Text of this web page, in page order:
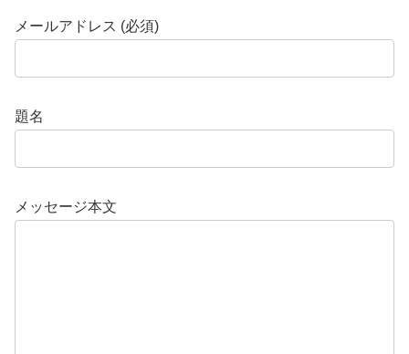
メールアドレス (必須)
題名
メッセージ本文